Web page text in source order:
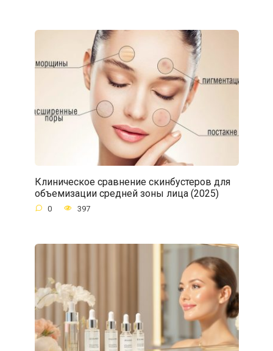
Клиническое сравнение скинбустеров для
объемизации средней зоны лица (2025)
0 397